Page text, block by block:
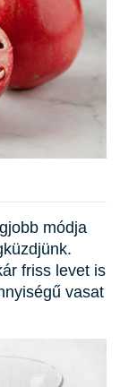
módja
friss levet is
vasat